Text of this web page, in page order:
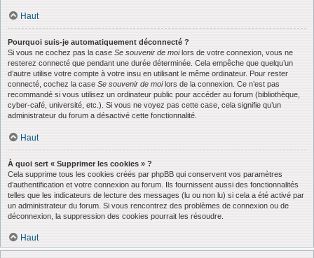
Haut
Pourquoi suis-je automatiquement déconnecté ?
Si vous ne cochez pas la case Se souvenir de moilors de votre connexion, vous ne
resterez connecté que pendant une durée déterminée. Cela empêche que quelqu’un
d’autre utilise votre compte à votre insu en utilisant le même ordinateur. Pour rester
connecté, cochez la case Se souvenir de moilors de la connexion. Ce n’est pas
recommandé si vous utilisez un ordinateur public pour accéder au forum (bibliothèque,
cyber-café, université, etc.). Si vous ne voyez pas cette case, cela signifie qu’un
administrateur du forum a désactivé cette fonctionnalité.
Haut
À quoi sert « Supprimer les cookies » ?
Cela supprime tous les cookies créés par phpBB qui conservent vos paramètres
d’authentification et votre connexion au forum. Ils fournissent aussi des fonctionnalités
telles que les indicateurs de lecture des messages (lu ou non lu) si cela a été activé par
un administrateur du forum. Si vous rencontrez des problèmes de connexion ou de
déconnexion, la suppression des cookies pourrait les résoudre.
Haut